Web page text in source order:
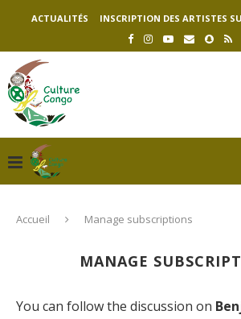
ACTUALITÉS INSCRIPTION DES ARTISTES
Accueil Manage subscriptions
MANAGE
You can follow the discussion on